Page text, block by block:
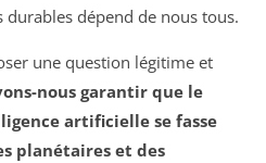
dépend de nous tous.
une question légitime et
nous garantir que le
artificielle se fasse
planétaires et des